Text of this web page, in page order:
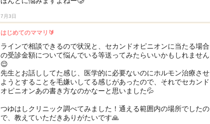
7月3日
はじめてのママリ🔰
ラインで相談できるので状況と、セカンドオピニオンに当たる場合
の受診金額について悩んでいる等送ってみたらいいかもしれません
😌
先生とお話ししてた感じ、医学的に必要ないのにホルモン治療させ
ようとすることを毛嫌いしてる感じがあったので、それでセカンド
オピニオンあの書き方なのかなーと思いました💦
つゆはしクリニック調べてみました！通える範囲内の場所でしたの
で、教えていただきありがたいです🙏